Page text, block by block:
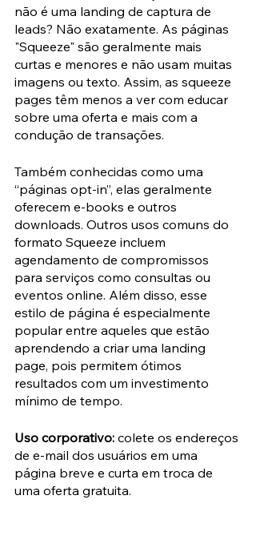
não é uma landing de captura de
leads? Não exatamente. As páginas
"Squeeze" são geralmente mais
curtas e menores e não usam muitas
imagens ou texto. Assim, as squeeze
pages têm menos a ver com educar
sobre uma oferta e mais com a
condução de transações.
Também conhecidas como uma
“páginas opt-in”, elas geralmente
oferecem e-books e outros
downloads. Outros usos comuns do
formato Squeeze incluem
agendamento de compromissos
para serviços como consultas ou
eventos online. Além disso, esse
estilo de página é especialmente
popular entre aqueles que estão
aprendendo a criar uma landing
page, pois permitem ótimos
resultados com um investimento
mínimo de tempo.
Uso corporativo: colete os endereços
de e-mail dos usuários em uma
página breve e curta em troca de
uma oferta gratuita.